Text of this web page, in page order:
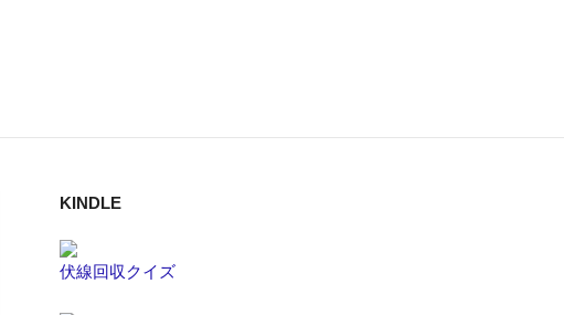
KINDLE
伏線回収クイズ